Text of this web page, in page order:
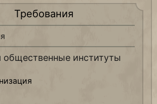
Требования
общественные институты